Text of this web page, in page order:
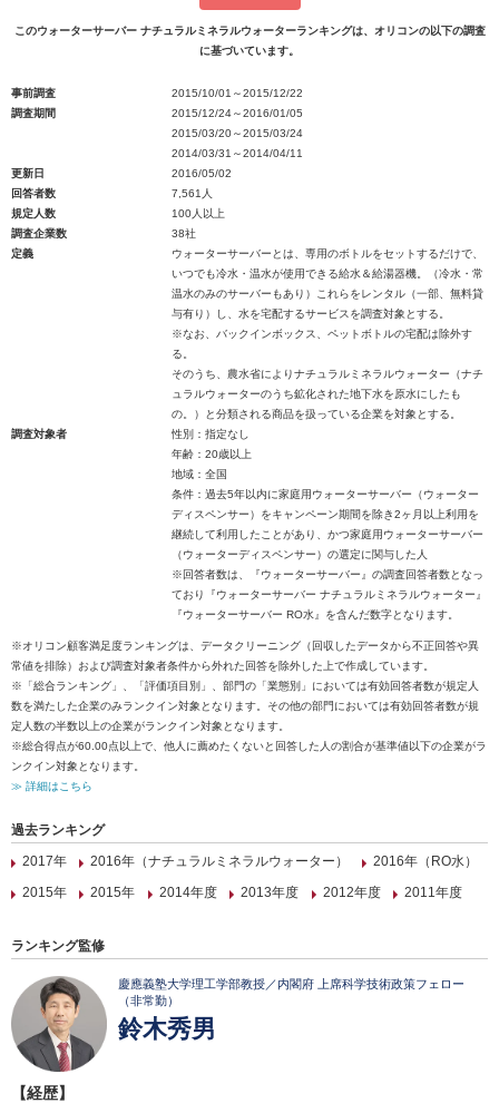
このウォーターサーバー ナチュラルミネラルウォーターランキングは、オリコンの以下の調査
に基づいています。
事前調査
2015/10/01～2015/12/22
調査期間
2015/12/24～2016/01/05
2015/03/20～2015/03/24
2014/03/31～2014/04/11
更新日
2016/05/02
回答者数
7,561人
規定人数
100人以上
調査企業数
38社
定義
ウォーターサーバーとは、専用のボトルをセットするだけで、
いつでも冷水・温水が使用できる給水＆給湯器機。（冷水・常
温水のみのサーバーもあり）これらをレンタル（一部、無料貸
与有り）し、水を宅配するサービスを調査対象とする。
※なお、バックインボックス、ペットボトルの宅配は除外す
る。
そのうち、農水省によりナチュラルミネラルウォーター（ナチ
ュラルウォーターのうち鉱化された地下水を原水にしたも
の。）と分類される商品を扱っている企業を対象とする。
調査対象者
性別：指定なし
年齢：20歳以上
地域：全国
条件：過去5年以内に家庭用ウォーターサーバー（ウォーター
ディスペンサー）をキャンペーン期間を除き2ヶ月以上利用を
継続して利用したことがあり、かつ家庭用ウォーターサーバー
（ウォーターディスペンサー）の選定に関与した人
※回答者数は、『ウォーターサーバー』の調査回答者数となっ
ており『ウォーターサーバー ナチュラルミネラルウォーター』
『ウォーターサーバー RO水』を含んだ数字となります。
※オリコン顧客満足度ランキングは、データクリーニング（回収したデータから不正回答や異
常値を排除）および調査対象者条件から外れた回答を除外した上で作成しています。
※「総合ランキング」、「評価項目別」、部門の「業態別」においては有効回答者数が規定人
数を満たした企業のみランクイン対象となります。その他の部門においては有効回答者数が規
定人数の半数以上の企業がランクイン対象となります。
※総合得点が60.00点以上で、他人に薦めたくないと回答した人の割合が基準値以下の企業がラ
ンクイン対象となります。
≫ 詳細はこちら
過去ランキング
2017年
2016年（ナチュラルミネラルウォーター）
2016年（RO水）
2015年
2015年 2014年度 2013年度 2012年度 2011年度
ランキング監修
慶應義塾大学理工学部教授／内閣府 上席科学技術政策フェロー
（非常勤）
鈴木秀男
【経歴】